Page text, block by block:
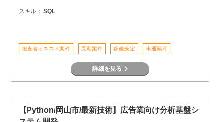
スキル： SQL
担当者オススメ案件 長期案件 稼働安定 車通勤可
詳細を見る
【Python/岡山市/最新技術】広告業向け分析基盤シ